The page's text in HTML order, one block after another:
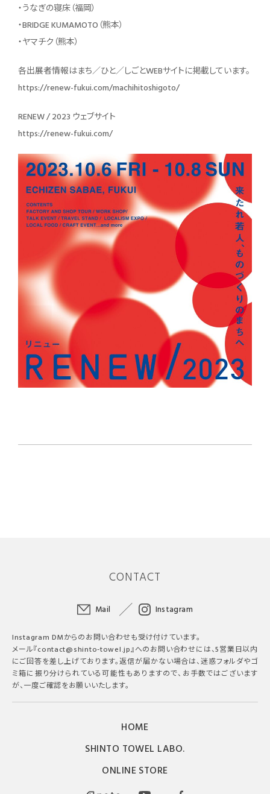
・うなぎの寝床（福岡）
・BRIDGE KUMAMOTO（熊本）
・ヤマチク（熊本）
各出展者情報はまち／ひと／しごとWEBサイトに掲載しています。
https://renew-fukui.com/machihitoshigoto/
RENEW / 2023 ウェブサイト
https://renew-fukui.com/
CONTACT
Mail Instagram
Instagram DMからのお問い合わせも受け付けています。
メール『contact@shinto-towel.jp』へのお問い合わせには、5営業日以内
にご回答を差し上げております。返信が届かない場合は、迷惑フォルダやゴ
ミ箱に振り分けられている可能性もありますので、お手数ではございます
が、一度ご確認をお願いいたします。
HOME
SHINTO TOWEL LABO.
ONLINE STORE